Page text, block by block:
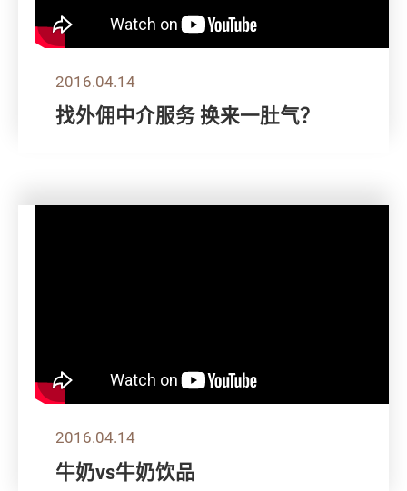
2016.04.14
找外佣中介服务 换来一肚气？
2016.04.14
牛奶vs牛奶饮品